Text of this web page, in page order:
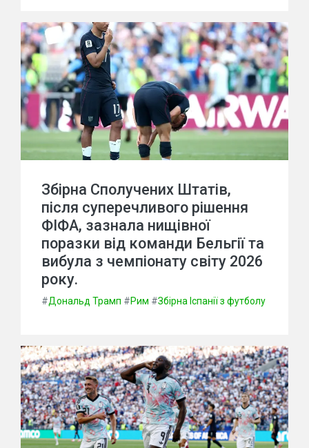
Збірна Сполучених Штатів,
після суперечливого рішення
ФІФА, зазнала нищівної
поразки від команди Бельгії та
вибула з чемпіонату світу 2026
року.
#Дональд Трамп #Рим #Збірна Іспанії з футболу